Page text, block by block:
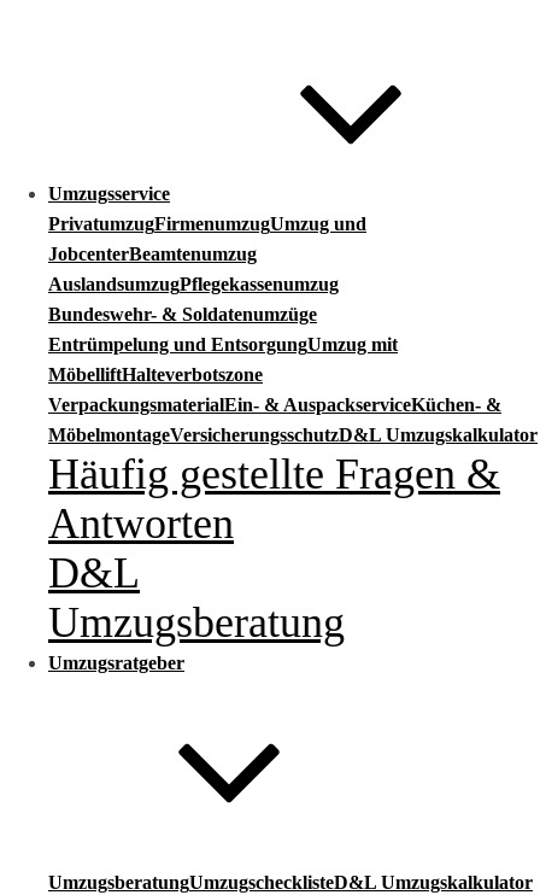
Umzugsservice
PrivatumzugFirmenumzugUmzug und
JobcenterBeamtenumzug
AuslandsumzugPflegekassenumzug
Bundeswehr- & Soldatenumzüge
Entrümpelung und EntsorgungUmzug mit
MöbelliftHalteverbotszone
VerpackungsmaterialEin- & AuspackserviceKüchen- &
MöbelmontageVersicherungsschutzD&L Umzugskalkulator
Häufig gestellte Fragen &
Antworten
D&L
Umzugsberatung
Umzugsratgeber
UmzugsberatungUmzugschecklisteD&L Umzugskalkulator